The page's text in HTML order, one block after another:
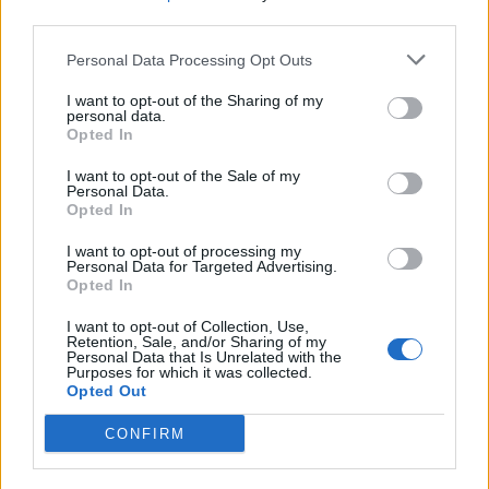
Personal Data Processing Opt Outs
I want to opt-out of the Sharing of my
personal data.
Opted In
I want to opt-out of the Sale of my
Personal Data.
Opted In
I want to opt-out of processing my
Personal Data for Targeted Advertising.
Opted In
I want to opt-out of Collection, Use,
Retention, Sale, and/or Sharing of my
Personal Data that Is Unrelated with the
Purposes for which it was collected.
Opted Out
CONFIRM
© Vecer.mk, правата за текстот се на редакцијата
ВМРО-ДПМНЕ ДО СДСМ - „Мали
Фрчко“ да поднесе пријава и
ВРЕДИ БАРА ОБВИНЕНИЕ, ДУИ
НАЈЧИТАНИ ВО ПОСЛЕДНИ 7 ДЕНА
ХАОС ЗА ЗИМАТА 2026/2027